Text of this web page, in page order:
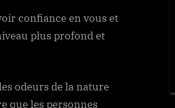
confiance en vous et
plus profond et
odeurs de la nature
que les personnes